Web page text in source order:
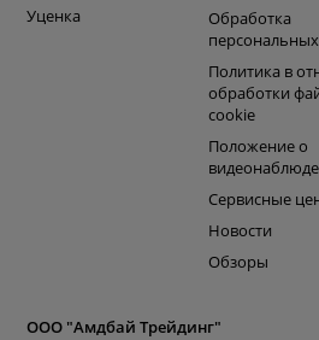
Уценка
Обработка
Политика в
обработки
cookie
Положение о
Сервисные
Новости
Обзоры
ООО "Амдбай Трейдинг"